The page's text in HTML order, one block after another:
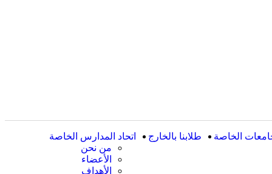
الخاصة طلابنا بالخارج
اتحاد المدارس الخاصة
من نحن
الأعضاء
الأهداف